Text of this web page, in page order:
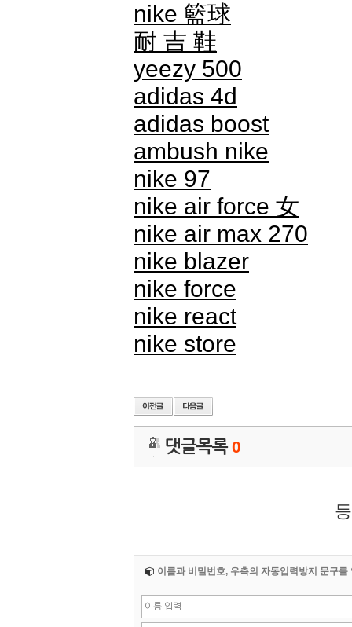
nike 籃球
耐 吉 鞋
yeezy 500
adidas 4d
adidas boost
ambush nike
nike 97
nike air force 女
nike air max 270
nike blazer
nike force
nike react
nike store
댓글목록0
이름과 비밀번호, 우측의 자동입력방지 문구를